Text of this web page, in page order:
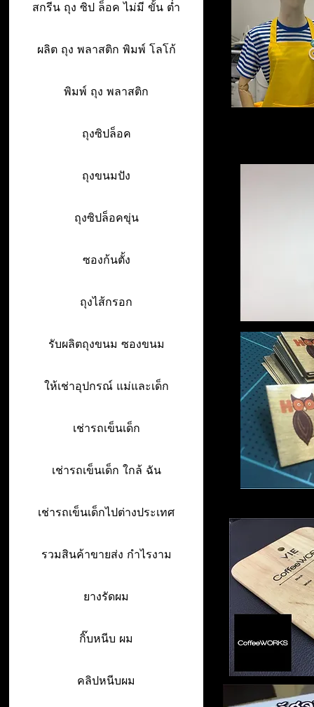
สกรีน ถุง ซิป ล็อค ไม่มี ขั้น ต่ำ
ผลิต ถุง พลาสติก พิมพ์ โลโก้
พิมพ์ ถุง พลาสติก
ถุงซิปล็อค
ถุงขนมปัง
ถุงซิปล็อคขุ่น
ซองก้นตั้ง
ถุงไส้กรอก
รับผลิตถุงขนม ซองขนม
ให้เช่าอุปกรณ์ แม่และเด็ก
เช่ารถเข็นเด็ก
เช่ารถเข็นเด็ก ใกล้ ฉัน
เช่ารถเข็นเด็กไปต่างประเทศ
รวมสินค้าขายส่ง กำไรงาม
ยางรัดผม
กิ๊บหนีบ ผม
คลิปหนีบผม